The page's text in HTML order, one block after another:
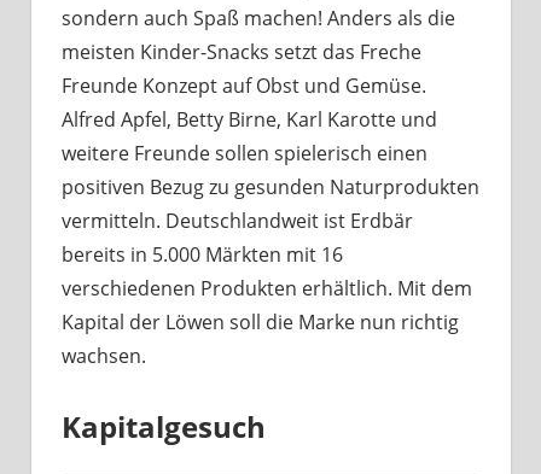
sondern auch Spaß machen! Anders als die
meisten Kinder-Snacks setzt das Freche
Freunde Konzept auf Obst und Gemüse.
Alfred Apfel, Betty Birne, Karl Karotte und
weitere Freunde sollen spielerisch einen
positiven Bezug zu gesunden Naturprodukten
vermitteln. Deutschlandweit ist Erdbär
bereits in 5.000 Märkten mit 16
verschiedenen Produkten erhältlich. Mit dem
Kapital der Löwen soll die Marke nun richtig
wachsen.
Kapitalgesuch